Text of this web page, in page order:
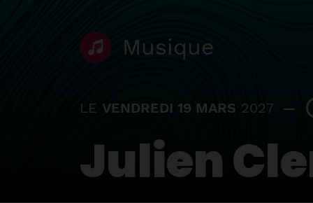
Musique
LE VENDREDI 19 MARS 2027
Julien